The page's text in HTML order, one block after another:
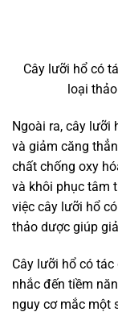
Cây lưỡi hổ có
loại
Ngoài ra, cây lưỡi
và giảm căng
chất chống oxy
và khôi phục tâm
việc cây lưỡi hổ
thảo dược giúp
Cây lưỡi hổ có tác
nhắc đến tiềm
nguy cơ mắc một